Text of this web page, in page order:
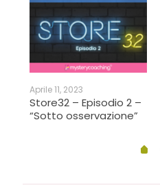
Aprile 11, 2023
Store32 – Episodio 2 –
“Sotto osservazione”